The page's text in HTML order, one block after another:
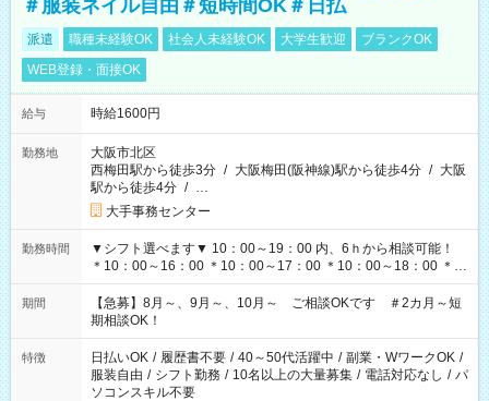
＃服装ネイル自由＃短時間OK＃日払
派遣 職種未経験OK 社会人未経験OK 大学生歓迎
ブランクOK
WEB登録・面接OK
給与 時給1600円
勤務地
大阪市北区
西梅田駅から徒歩3分 / 大阪梅田(阪神線)駅から徒歩4分 / 大阪
駅から徒歩4分 / …
大手事務センター
勤務時間
▼シフト選べます▼ 10：00～19：00 内、6ｈから相談可能！
＊10：00～16：00 ＊10：00～17：00 ＊10：00～18：00 ＊
11：00～19：00 ＊12：00～19：00 ＊13：00～19：00
期間
【急募】8月～、9月～、10月～ ご相談OKです ＃2カ月～短
期相談OK！
特徴 日払いOK / 履歴書不要 / 40～50代活躍中 / 副業・WワークOK /
服装自由 / シフト勤務 / 10名以上の大量募集 / 電話対応なし / パ
ソコンスキル不要